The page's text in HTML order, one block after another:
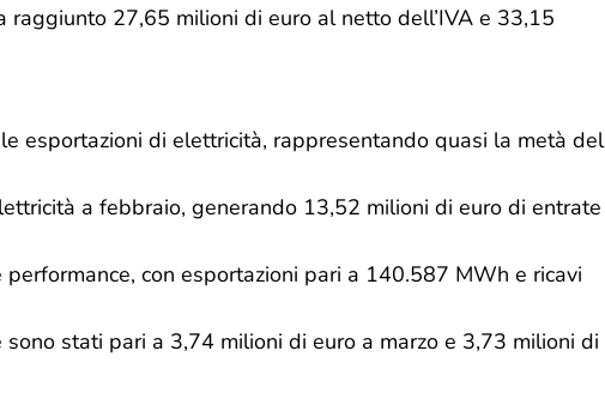
27,65 milioni di euro al netto dell’IVA e 33,15
esportazioni di elettricità, rappresentando quasi la metà del
a febbraio, generando 13,52 milioni di euro di entrate
con esportazioni pari a 140.587 MWh e ricavi
stati pari a 3,74 milioni di euro a marzo e 3,73 milioni di